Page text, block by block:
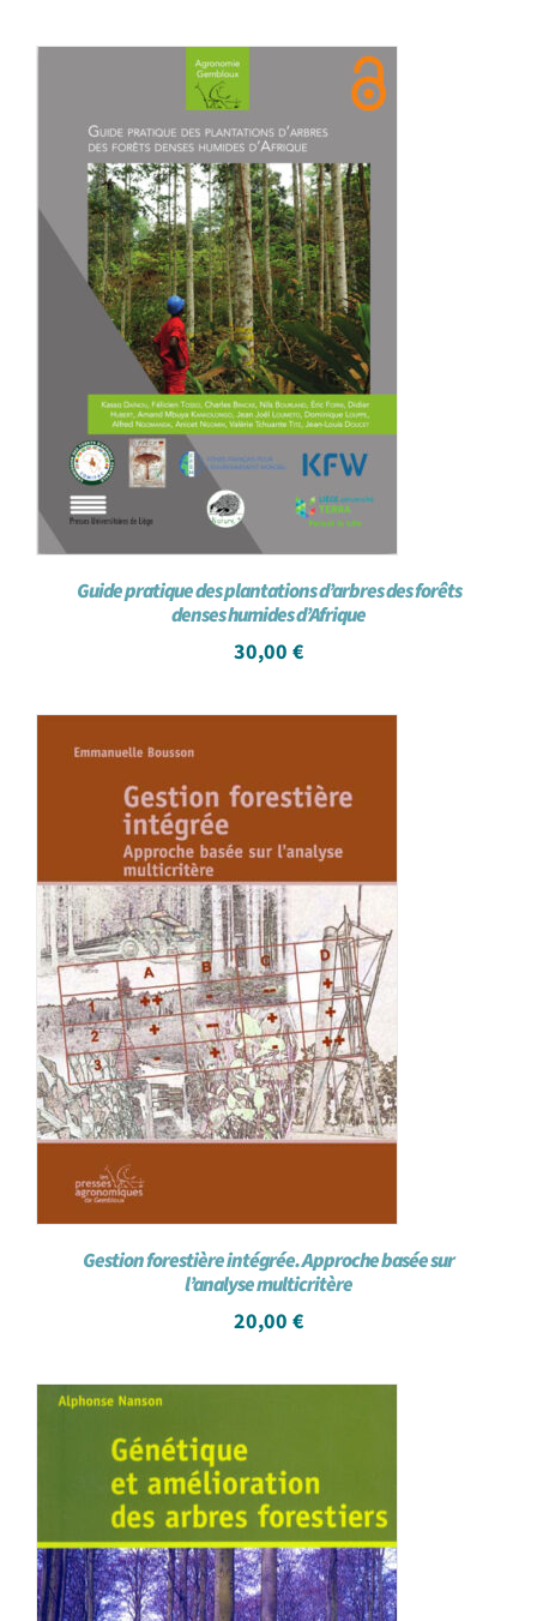
Guide pratique des plantations d’arbres des forêts
denses humides d’Afrique
30,00 €
Gestion forestière intégrée. Approche basée sur
l’analyse multicritère
20,00 €